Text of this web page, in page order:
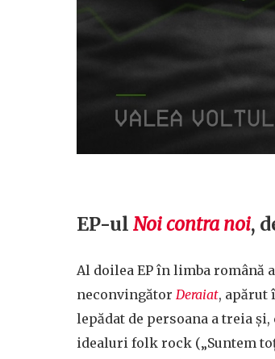
EP-ul Noi contra noi,
Al doilea EP în limba română
neconvingător Deraiat, apărut
lepădat de persoana a treia
idealuri folk rock („Suntem